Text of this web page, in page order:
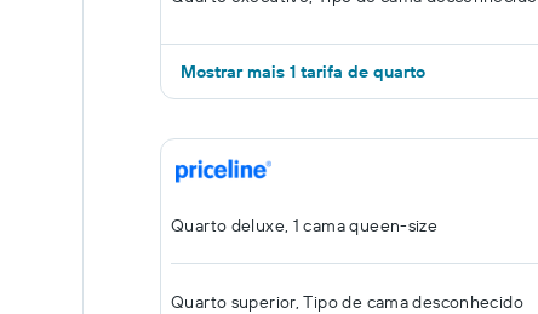
Mostrar mais 1 tarifa de quarto
Quarto deluxe, 1 cama queen-size
Quarto superior, Tipo de cama desconhecido